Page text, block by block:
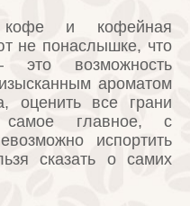
кофе и кофейная
не понаслышке, что
возможность
ароматом
оценить все грани
главное, с
испортить
сказать о самих